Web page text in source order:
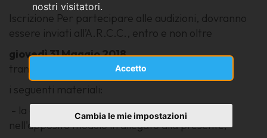
nostri visitatori.
Accetto
Cambia le mie impostazioni
Iscrizione Per partecipare alle audizioni, dovranno
essere inviati all’A.R.C.C., entro e non oltre
giovedì 31 Maggio 2018
tramite mail indirizzata a info@coricampani.it
i seguenti materiali:
- la domanda di partecipazione redatta
nell'apposito modulo in allegato alla presente;